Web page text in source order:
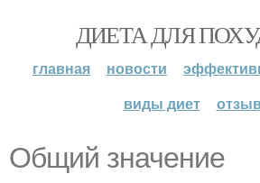
ДИЕТА ДЛЯ
главная новости
виды диет
Общий значение